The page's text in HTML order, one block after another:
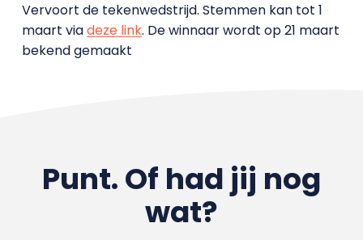
Vervoort de tekenwedstrijd. Stemmen kan tot 1
maart viadeze link. De winnaar wordt op 21 maart
bekend gemaakt
Punt. Of had jij nog
wat?